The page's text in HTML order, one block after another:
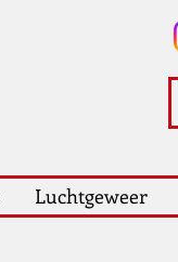
Luchtgeweer